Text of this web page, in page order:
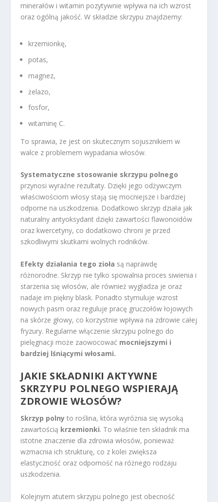
minerałów i witamin pozytywnie wpływa na ich wzrost
oraz ogólną jakość. W składzie skrzypu znajdziemy:
krzemionkę,
potas,
magnez,
żelazo,
fosfor,
witaminę C.
To sprawia, że jest on skutecznym sojusznikiem w
walce z problemem wypadania włosów.
Systematyczne stosowanie skrzypu polnego
przynosi wyraźne rezultaty. Dzięki jego odżywczym
właściwościom włosy stają się mocniejsze i bardziej
odporne na uszkodzenia. Dodatkowo skrzyp działa jak
naturalny antyoksydant dzięki zawartości flawonoidów
oraz kwercetyny, co dodatkowo chroni je przed
szkodliwymi skutkami wolnych rodników.
Efekty działania tego zioła są naprawdę
różnorodne. Skrzyp nie tylko spowalnia proces siwienia i
starzenia się włosów, ale również wygładza je oraz
nadaje im piękny blask. Ponadto stymuluje wzrost
nowych pasm oraz reguluje pracę gruczołów łojowych
na skórze głowy, co korzystnie wpływa na zdrowie całej
fryzury. Regularne włączenie skrzypu polnego do
pielęgnacji może zaowocować mocniejszymi i
bardziej lśniącymi włosami.
JAKIE SKŁADNIKI AKTYWNE
SKRZYPU POLNEGO WSPIERAJĄ
ZDROWIE WŁOSÓW?
Skrzyp polny to roślina, która wyróżnia się wysoką
zawartością krzemionki. To właśnie ten składnik ma
istotne znaczenie dla zdrowia włosów, ponieważ
wzmacnia ich strukturę, co z kolei zwiększa
elastyczność oraz odporność na różnego rodzaju
uszkodzenia.
Kolejnym atutem skrzypu polnego jest obecność